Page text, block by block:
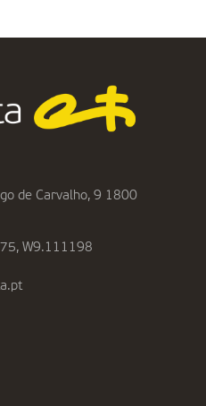
de Carvalho, 9 1800
W9.111198